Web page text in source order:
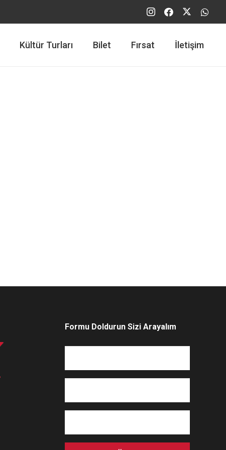
Kültür Turları Bilet Fırsat İletişim
Formu Doldurun Sizi Arayalım